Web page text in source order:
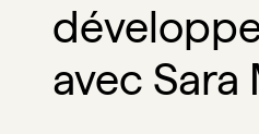
avec Sara